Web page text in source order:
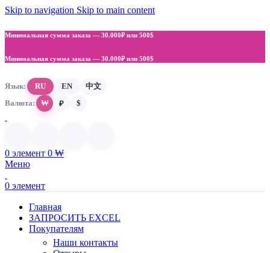
Skip to navigation Skip to main content
Минимальная сумма заказа — 30.000₽ или 500$
Минимальная сумма заказа — 30.000₽ или 500$
Язык: RU EN
中文
Валюта:
₩ ₽ $
0 элемент 0 ₩
Меню
0 элемент
Главная
ЗАПРОСИТЬ EXCEL
Покупателям
Наши контакты